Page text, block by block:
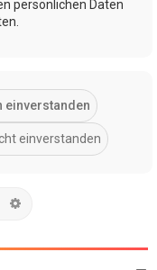
persönlichen Daten